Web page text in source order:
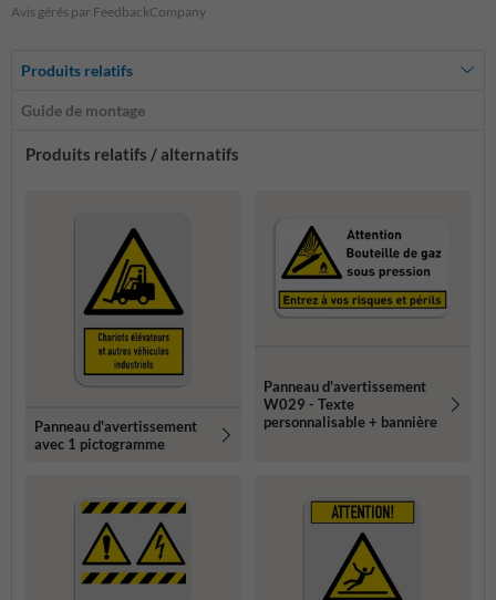
Avis gérés par FeedbackCompany
Produits relatifs
Guide de montage
Produits relatifs / alternatifs
Panneau d'avertissement
avec 1 pictogramme
Panneau d'avertissement
W029 - Texte
personnalisable + bannière